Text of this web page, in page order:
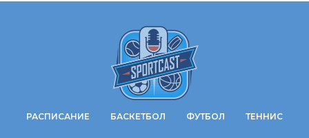
РАСПИСАНИЕ БАСКЕТБОЛ ФУТБОЛ ТЕННИС